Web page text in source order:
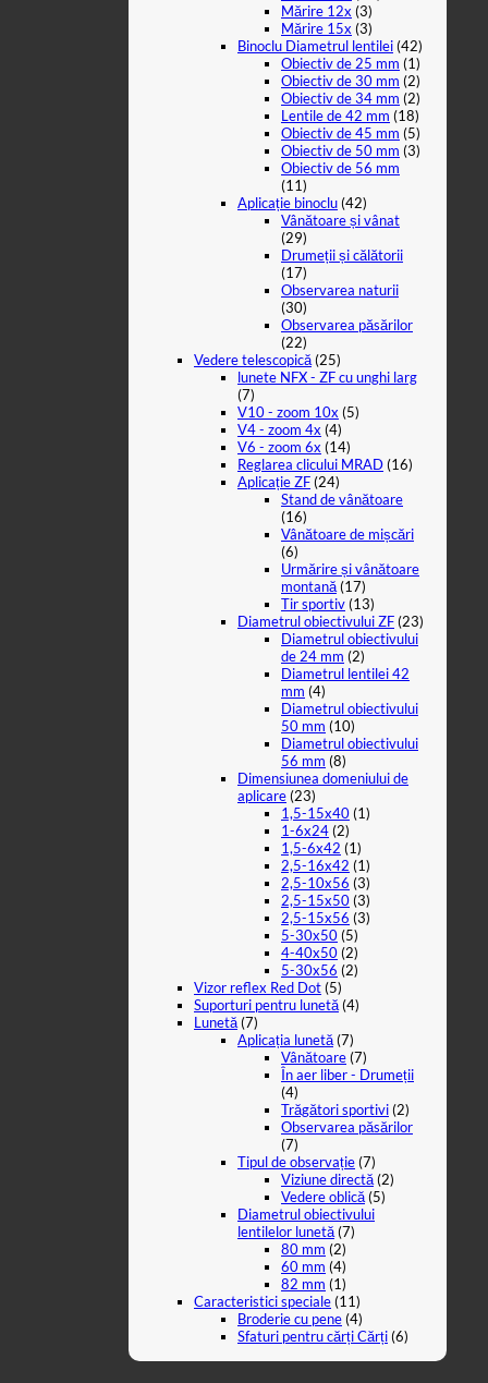
Mărire 12x (3)
Mărire 15x (3)
Binoclu Diametrul lentilei(42)
Obiectiv de 25 mm (1)
Obiectiv de 30 mm (2)
Obiectiv de 34 mm (2)
Lentile de 42 mm (18)
Obiectiv de 45 mm (5)
Obiectiv de 50 mm (3)
Obiectiv de 56 mm
(11)
Aplicație binoclu(42)
Vânătoare și vânat
(29)
Drumeții și călătorii
(17)
Observarea naturii
(30)
Observarea păsărilor
(22)
Vedere telescopică(25)
lunete NFX - ZF cu unghi larg
(7)
V10 - zoom 10x (5)
V4 - zoom 4x (4)
V6 - zoom 6x (14)
Reglarea clicului MRAD(16)
Aplicație ZF(24)
Stand de vânătoare
(16)
Vânătoare de mișcări
(6)
Urmărire și vânătoare
montană(17)
Tir sportiv(13)
Diametrul obiectivului ZF(23)
Diametrul obiectivului
de 24 mm (2)
Diametrul lentilei 42
mm (4)
Diametrul obiectivului
50 mm (10)
Diametrul obiectivului
56 mm (8)
Dimensiunea domeniului de
aplicare(23)
1,5-15x40(1)
1-6x24(2)
1,5-6x42 (1)
2,5-16x42 (1)
2,5-10x56 (3)
2,5-15x50(3)
2,5-15x56 (3)
5-30x50(5)
4-40x50(2)
5-30x56 (2)
Vizor reflex Red Dot(5)
Suporturi pentru lunetă(4)
Lunetă(7)
Aplicația lunetă(7)
Vânătoare(7)
În aer liber - Drumeții
(4)
Trăgători sportivi(2)
Observarea păsărilor
(7)
Tipul de observație(7)
Viziune directă(2)
Vedere oblică(5)
Diametrul obiectivului
lentilelor lunetă(7)
80 mm (2)
60 mm (4)
82 mm (1)
Caracteristici speciale(11)
Broderie cu pene(4)
Sfaturi pentru cărți Cărți(6)